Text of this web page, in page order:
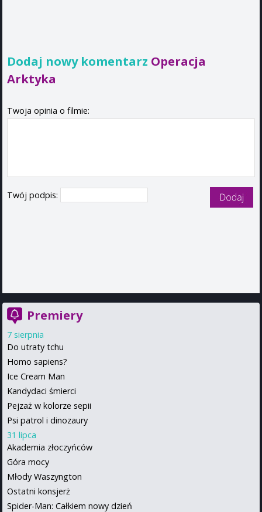
Dodaj nowy komentarz Operacja
Arktyka
Twoja opinia o filmie:
Twój podpis:
Premiery
7 sierpnia
Do utraty tchu
Homo sapiens?
Ice Cream Man
Kandydaci śmierci
Pejzaż w kolorze sepii
Psi patrol i dinozaury
31 lipca
Akademia złoczyńców
Góra mocy
Młody Waszyngton
Ostatni konsjerż
Spider-Man: Całkiem nowy dzień